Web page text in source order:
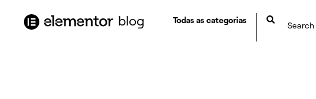
conteúdo
blog Todas as categorias